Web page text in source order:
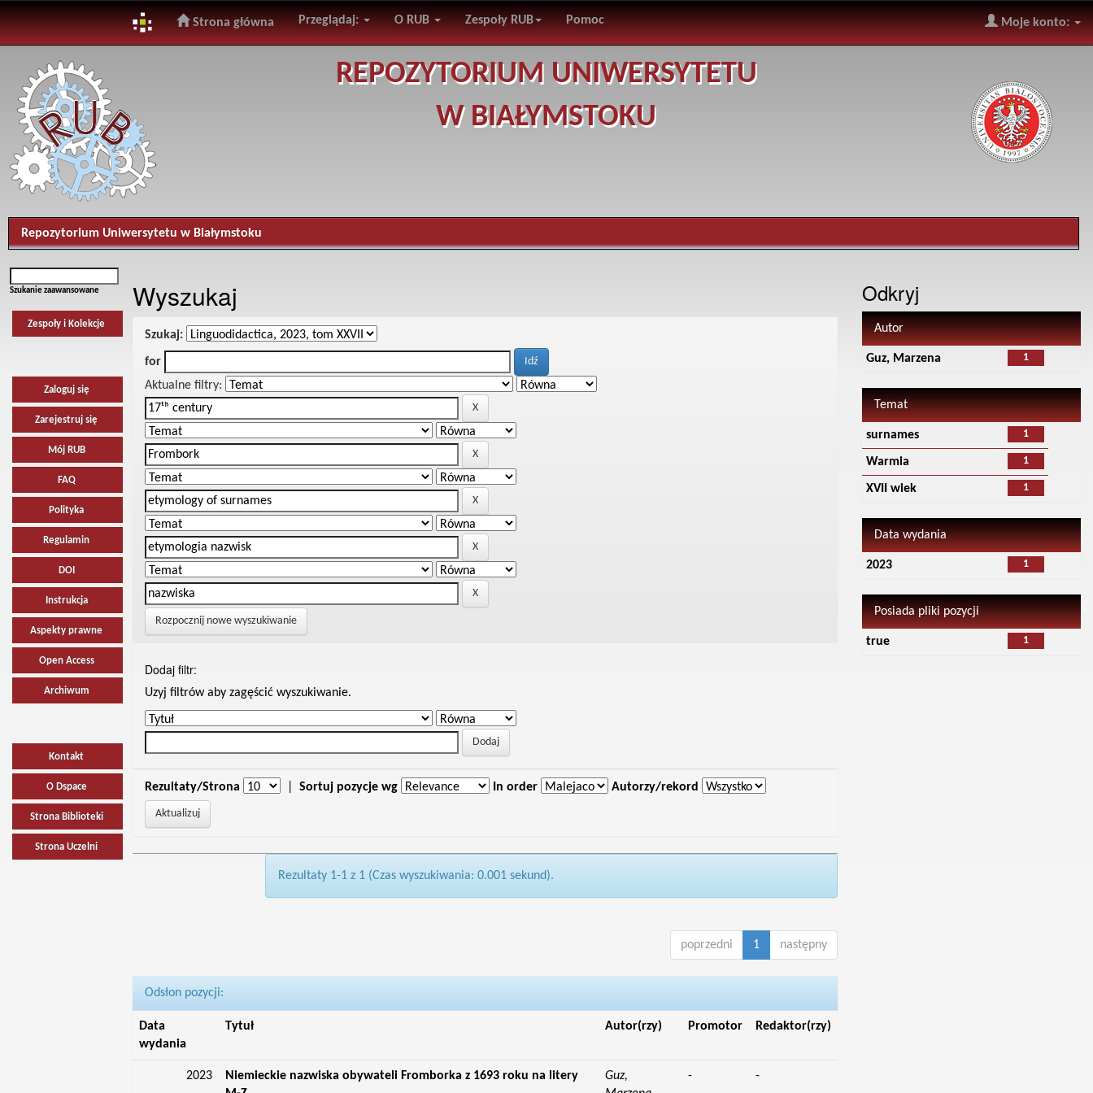
navigation
Strona główna Przeglądaj: O RUB Zespoły RUB Pomoc Moje konto:
REPOZYTORIUM UNIWERSYTETU
W BIAŁYMSTOKU
Repozytorium Uniwersytetu w Białymstoku
Szukanie zaawansowane
Zespoły i Kolekcje
Zaloguj się
Zarejestruj się
Mój RUB
FAQ
Polityka
Regulamin
DOI
Instrukcja
Aspekty prawne
Open Access
Archiwum
Kontakt
O Dspace
Strona Biblioteki
Strona Uczelni
Wyszukaj
Szukaj:
for
Aktualne filtry:
Rozpocznij nowe wyszukiwanie
Dodaj filtr:
Uzyj filtrów aby zagęścić wyszukiwanie.
Rezultaty/Strona Sortuj pozycje wg In order Autorzy/rekord
Rezultaty 1-1 z 1 (Czas wyszukiwania: 0.001 sekund).
poprzedni 1 następny
Odsłon pozycji:
Data
wydania
Tytuł Autor(rzy) Promotor Redaktor(rzy)
2023
Niemieckie nazwiska obywateli Fromborka z 1693 roku na litery
Guz,
- -
Odkryj
Autor
1
Guz, Marzena
Temat
1
surnames
1
Warmia
1
XVII wiek
Data wydania
1
2023
Posiada pliki pozycji
1
true